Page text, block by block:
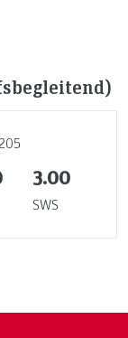
3.00
SWS